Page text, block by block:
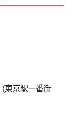
(東京駅一番街